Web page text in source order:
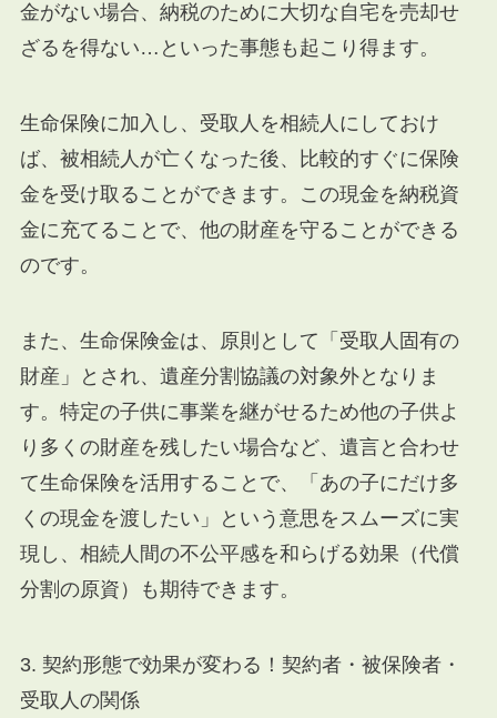
金がない場合、納税のために大切な自宅を売却せ
ざるを得ない…といった事態も起こり得ます。
生命保険に加入し、受取人を相続人にしておけ
ば、被相続人が亡くなった後、比較的すぐに保険
金を受け取ることができます。この現金を納税資
金に充てることで、他の財産を守ることができる
のです。
また、生命保険金は、原則として「受取人固有の
財産」とされ、遺産分割協議の対象外となりま
す。特定の子供に事業を継がせるため他の子供よ
り多くの財産を残したい場合など、遺言と合わせ
て生命保険を活用することで、「あの子にだけ多
くの現金を渡したい」という意思をスムーズに実
現し、相続人間の不公平感を和らげる効果（代償
分割の原資）も期待できます。
3. 契約形態で効果が変わる！契約者・被保険者・
受取人の関係